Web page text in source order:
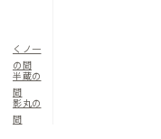
くノ一
の間
半蔵の
間
影丸の
間